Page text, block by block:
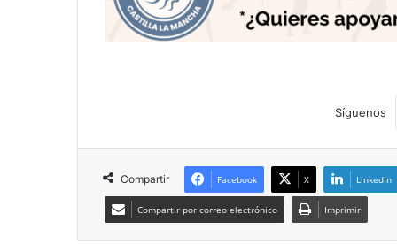
Síguenos
Compartir Facebook X LinkedIn
Compartir por correo electrónico Imprimir